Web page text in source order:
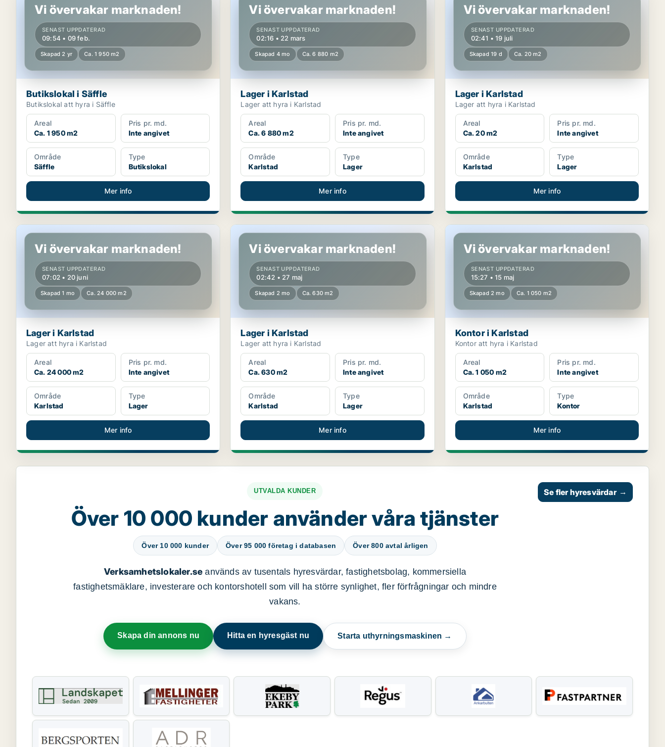
Vi övervakar marknaden!
SENAST UPPDATERAD
09:54 • 09 feb.
Skapad 2 yr Ca. 1 950 m2
Butikslokal i Säffle
Butikslokal att hyra i Säffle
Areal
Ca. 1 950 m2
Pris pr. md.
Inte angivet
Område
Säffle
Type
Butikslokal
Mer info
Vi övervakar marknaden!
SENAST UPPDATERAD
02:16 • 22 mars
Skapad 4 mo Ca. 6 880 m2
Lager i Karlstad
Lager att hyra i Karlstad
Areal
Ca. 6 880 m2
Pris pr. md.
Inte angivet
Område
Karlstad
Type
Lager
Mer info
Vi övervakar marknaden!
SENAST UPPDATERAD
02:41 • 19 juli
Skapad 19 d Ca. 20 m2
Lager i Karlstad
Lager att hyra i Karlstad
Areal
Ca. 20 m2
Pris pr. md.
Inte angivet
Område
Karlstad
Type
Lager
Mer info
Lager i Karlstad
Vi övervakar marknaden!
SENAST UPPDATERAD
07:02 • 20 juni
Skapad 1 mo Ca. 24 000 m2
Lager i Karlstad
Lager att hyra i Karlstad
Areal
Ca. 24 000 m2
Pris pr. md.
Inte angivet
Område
Karlstad
Type
Lager
Mer info
Lager i Karlstad
Vi övervakar marknaden!
SENAST UPPDATERAD
02:42 • 27 maj
Skapad 2 mo Ca. 630 m2
Lager i Karlstad
Lager att hyra i Karlstad
Areal
Ca. 630 m2
Pris pr. md.
Inte angivet
Område
Karlstad
Type
Lager
Mer info
Kontor i Karlstad
Vi övervakar marknaden!
SENAST UPPDATERAD
15:27 • 15 maj
Skapad 2 mo Ca. 1 050 m2
Kontor i Karlstad
Kontor att hyra i Karlstad
Areal
Ca. 1 050 m2
Pris pr. md.
Inte angivet
Område
Karlstad
Type
Kontor
Mer info
UTVALDA KUNDER
Över 10 000 kunder använder våra tjänster
Över 10 000 kunder Över 95 000 företag i databasen Över 800 avtal årligen
Verksamhetslokaler.se används av tusentals hyresvärdar, fastighetsbolag, kommersiella
fastighetsmäklare, investerare och kontorshotell som vill ha större synlighet, fler förfrågningar och mindre
vakans.
Skapa din annons nu Hitta en hyresgäst nu Starta uthyrningsmaskinen →
Se fler hyresvärdar →